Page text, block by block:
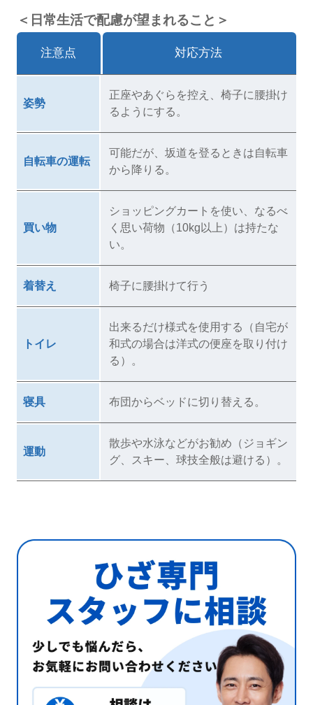
＜日常生活で配慮が望まれること＞
注意点 対応方法
姿勢
正座やあぐらを控え、椅子に腰掛け
るようにする。
自転車の運転
可能だが、坂道を登るときは自転車
から降りる。
買い物
ショッピングカートを使い、なるべ
く思い荷物（10kg以上）は持たな
い。
着替え 椅子に腰掛けて行う
トイレ
出来るだけ様式を使用する（自宅が
和式の場合は洋式の便座を取り付け
る）。
寝具 布団からベッドに切り替える。
運動
散歩や水泳などがお勧め（ジョギン
グ、スキー、球技全般は避ける）。